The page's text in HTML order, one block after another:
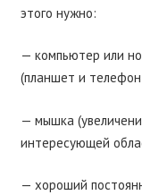
этого нужно:
— компьютер или
(планшет и
— мышка
интересующей
— хороший